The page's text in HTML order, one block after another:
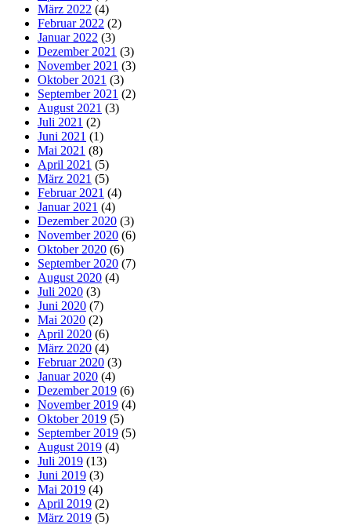
März 2022 (4)
Februar 2022 (2)
Januar 2022 (3)
Dezember 2021 (3)
November 2021 (3)
Oktober 2021 (3)
September 2021 (2)
August 2021 (3)
Juli 2021 (2)
Juni 2021 (1)
Mai 2021 (8)
April 2021 (5)
März 2021 (5)
Februar 2021 (4)
Januar 2021 (4)
Dezember 2020 (3)
November 2020 (6)
Oktober 2020 (6)
September 2020 (7)
August 2020 (4)
Juli 2020 (3)
Juni 2020 (7)
Mai 2020 (2)
April 2020 (6)
März 2020 (4)
Februar 2020 (3)
Januar 2020 (4)
Dezember 2019 (6)
November 2019 (4)
Oktober 2019 (5)
September 2019 (5)
August 2019 (4)
Juli 2019 (13)
Juni 2019 (3)
Mai 2019 (4)
April 2019 (2)
März 2019 (5)